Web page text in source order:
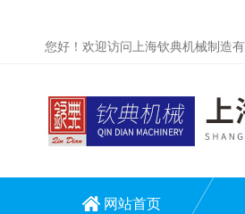
您好！欢迎访问上海钦典机械制造有
网站首页